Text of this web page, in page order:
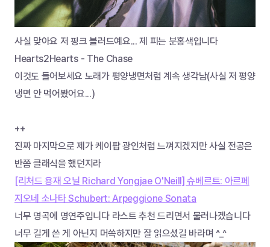
사실 맞아요 저 핑크 블러드예요... 제 피는 분홍색입니다
Hearts2Hearts - The Chase
이것도 들어보세요 노래가 평양냉면처럼 계속 생각남(사실 저 평양
냉면 안 먹어봤어요...)
++
진짜 마지막으로 제가 케이팝 광인처럼 느껴지겠지만 사실 전공은
반쯤 클래식을 했던지라
[리처드 용재 오닐 Richard Yongjae O'Neill] 슈베르트: 아르페
지오네 소나타 Schubert: Arpeggione Sonata
너무 명곡에 명연주입니다 라스트 추천 드리면서 물러나겠습니다
너무 길게 쓴 게 아닌지 머쓱하지만 잘 읽으셨길 바라며 ^_^